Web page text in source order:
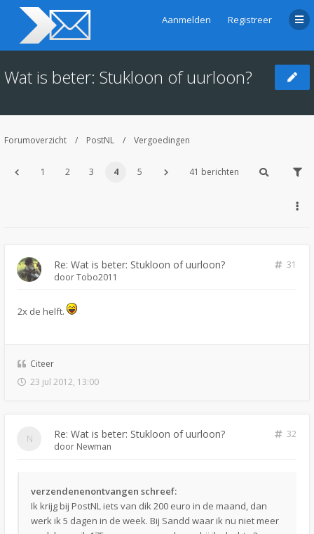
Aanmelden Registreer
Wat is beter: Stukloon of uurloon?
Forumoverzicht PostNL Vergoedingen
1 2 3 4 5 41 berichten
Re: Wat is beter: Stukloon of uurloon?
31
doorTobo2011
2x de helft.
Citeer
23 jul 2012, 13:00
Re: Wat is beter: Stukloon of uurloon?
32
door Newman
verzendenenontvangen schreef:
Ik krijg bij PostNL iets van dik 200 euro in de maand, dan
werk ik 5 dagen in de week. Bij Sandd waar ik nu niet meer